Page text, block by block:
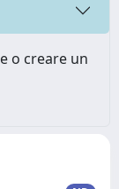
o creare un